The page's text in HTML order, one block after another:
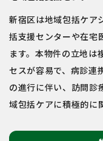
新宿区は地域包括ケア
括支援センターや在宅
ます。本物件の立地は
セスが容易で、病診連
の進行に伴い、訪問診
域包括ケアに積極的に